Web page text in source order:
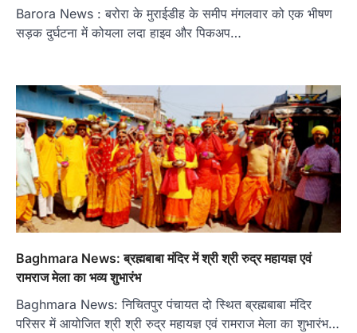
Barora News : बरोरा के मुराईडीह के समीप मंगलवार को एक भीषण
सड़क दुर्घटना में कोयला लदा हाइव और पिकअप…
Baghmara News: ब्रह्मबाबा मंदिर में श्री श्री रुद्र महायज्ञ एवं
रामराज मेला का भव्य शुभारंभ
Baghmara News: निचितपुर पंचायत दो स्थित ब्रह्मबाबा मंदिर
परिसर में आयोजित श्री श्री रुद्र महायज्ञ एवं रामराज मेला का शुभारंभ…